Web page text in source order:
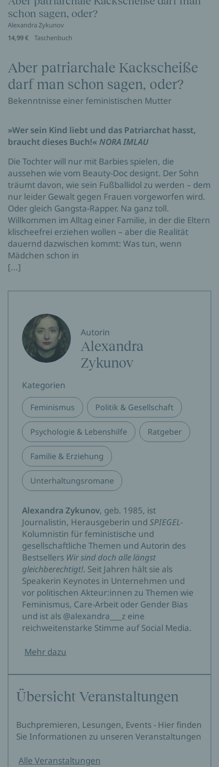
schon sagen, oder?
Alexandra Zykunov
14,99 €
Taschenbuch
Aber patriarchale Kackscheiße
darf man schon sagen, oder?
Bekenntnisse einer feministischen Mutter
»Wer sein Kind liebt und das Patriarchat hasst,
braucht dieses Buch!« NORA IMLAU
Die Tochter will nur mit Barbies spielen, die
aussehen wie vom Beauty-Doc designt. Der Sohn
träumt davon, wie sein Fußballidol zu werden – dem
nur leider Gewalt gegen Frauen vorgeworfen wird.
Oder gleich Gangsta-Rapper. Na ganz toll.
Willkommen im Alltag einer Familie, in der die Eltern
klischeefrei erziehen wollen – aber die Realität
dauernd dazwischen kommt: Was tun, wenn
Mädchen schon in
[...]
Autorin
Alexandra
Zykunov
Kategorien
Feminismus Politik & Gesellschaft
Psychologie & Lebenshilfe Ratgeber
Familie & Erziehung
Unterhaltungsromane
Alexandra Zykunov, geb. 1985, ist
Journalistin, Herausgeberin und SPIEGEL-
Kolumnistin für feministische und
gesellschaftliche Themen und Autorin des
Bestsellers Wir sind doch alle längst
gleichberechtigt!. Seit Jahren hält sie als
Speakerin Keynotes in Unternehmen und
vor politischen Akteur:innen zu Themen wie
Feminismus, Care-Arbeit oder Gender Bias
und ist als @alexandra___z eine
reichweitenstarke Stimme auf Social Media.
Mehr dazu
Übersicht Veranstaltungen
Buchpremieren, Lesungen, Events - Hier finden
Sie Informationen zu unseren Veranstaltungen
Alle Veranstaltungen